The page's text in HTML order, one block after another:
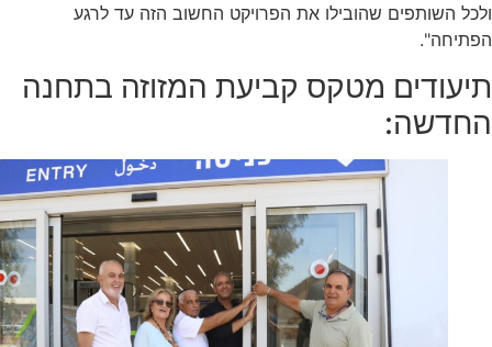
שהובילו את הפרויקט החשוב הזה עד לרגע
מטקס קביעת המזוזה בתחנה